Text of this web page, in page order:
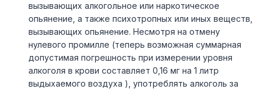
вызывающих алкогольное или наркотическое
опьянение, а также психотропных или иных веществ,
вызывающих опьянение. Несмотря на отмену
нулевого промилле (теперь возможная суммарная
допустимая погрешность при измерении уровня
алкоголя в крови составляет 0,16 мг на 1 литр
выдыхаемого воздуха ), употреблять алкоголь за